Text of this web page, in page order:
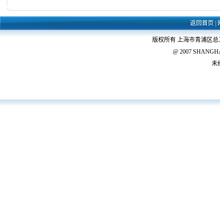
返回首页
版权所有 上海市青浦区
@ 2007
未